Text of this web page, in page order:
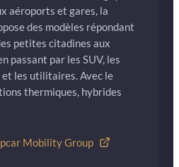
aéroports et gares, la
des modèles répondant
petites citadines aux
passant par les SUV, les
les utilitaires. Avec le
thermiques, hybrides
Mobility Group